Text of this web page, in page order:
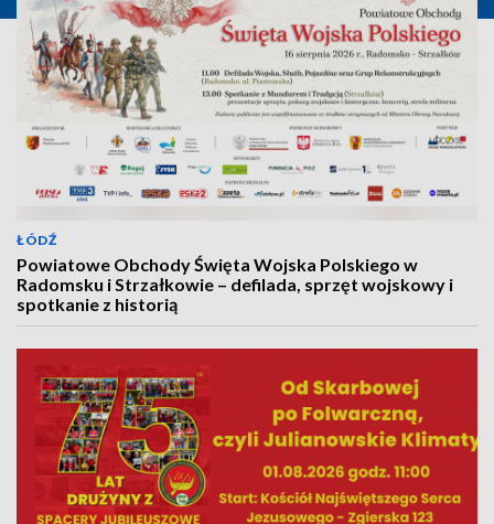
ŁÓDŹ
Powiatowe Obchody Święta Wojska Polskiego w
Radomsku i Strzałkowie – defilada, sprzęt wojskowy i
spotkanie z historią